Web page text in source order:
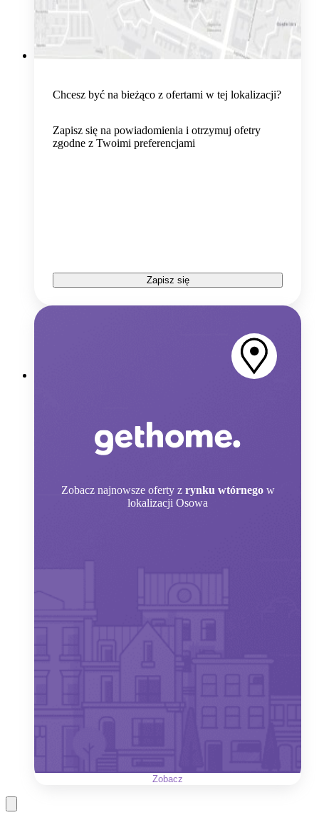
Chcesz być na bieżąco z ofertami w tej lokalizacji?
Zapisz się na powiadomienia i otrzymuj ofetry
zgodne z Twoimi preferencjami
Zapisz się
Zobacz najnowsze oferty z rynku wtórnego w
lokalizacji Osowa
Zobacz